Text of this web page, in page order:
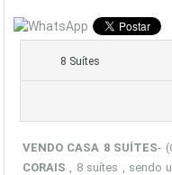
8 Suítes
VENDO CASA 8 SUÍTES-
CORAIS , 8 suítes , sendo